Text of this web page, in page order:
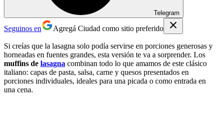
Telegram
Seguinos en Agregá Ciudad como sitio preferido
Si creías que la lasagna solo podía servirse en porciones generosas y
horneadas en fuentes grandes, esta versión te va a sorprender. Los
muffins de lasagna combinan todo lo que amamos de este clásico
italiano: capas de pasta, salsa, carne y quesos presentados en
porciones individuales, ideales para una picada o como entrada en
una cena.